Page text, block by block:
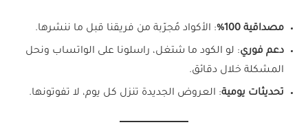
مصداقية 100% : الأكواد مُجرّبة من فريقنا قبل ما ننشرها.
دعم فوري: لو الكود ما شتغل، راسلونا على الواتساب ونحل
المشكلة خلال دقائق.
تحديثات يومية: العروض الجديدة تنزل كل يوم، لا تفوتونها.